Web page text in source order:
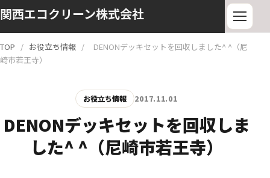
関西エコクリーン株式会社
TOP / お役立ち情報 /
DENONデッキセットを回収しました^ ^（尼
崎市若王寺）
お役立ち情報 2017.11.01
DENONデッキセットを回収しま
した^ ^（尼崎市若王寺）